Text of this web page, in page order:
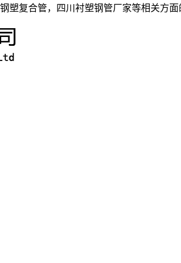
塑复合管，四川衬塑钢管厂家等相关方